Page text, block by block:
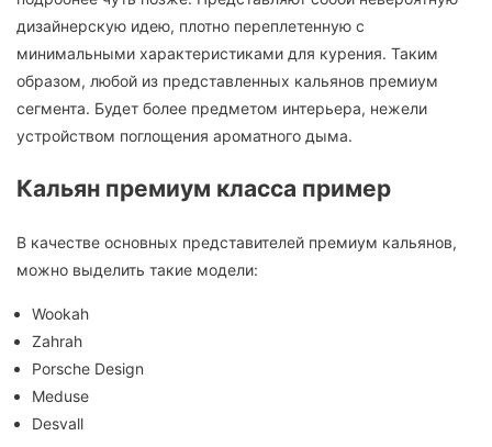
дизайнерскую идею, плотно переплетенную с
минимальными характеристиками для курения. Таким
образом, любой из представленных кальянов премиум
сегмента. Будет более предметом интерьера, нежели
устройством поглощения ароматного дыма.
Кальян премиум класса пример
В качестве основных представителей премиум кальянов,
можно выделить такие модели:
Wookah
Zahrah
Porsche Design
Meduse
Desvall